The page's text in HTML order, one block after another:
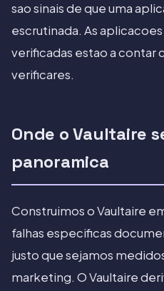
sao sinais de que uma
escrutinada. As
verificadas estao a contar
verificares.
Onde o Vaultaire
panoramica
Construimos o Vaultaire
falhas especificas
justo que sejamos
marketing. O Vaultaire